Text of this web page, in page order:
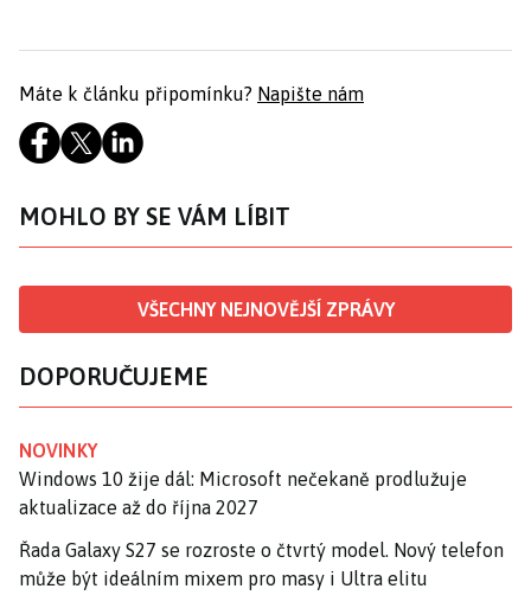
Máte k článku připomínku? Napište nám
MOHLO BY SE VÁM LÍBIT
VŠECHNY NEJNOVĚJŠÍ ZPRÁVY
DOPORUČUJEME
NOVINKY
Windows 10 žije dál: Microsoft nečekaně prodlužuje
aktualizace až do října 2027
Řada Galaxy S27 se rozroste o čtvrtý model. Nový telefon
může být ideálním mixem pro masy i Ultra elitu